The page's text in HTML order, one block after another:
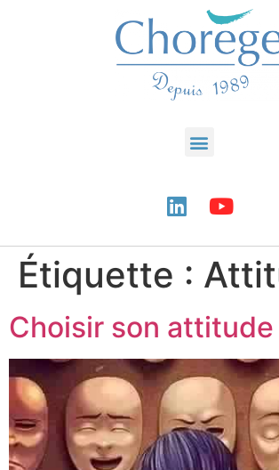
Étiquette :
Choisir son attitude